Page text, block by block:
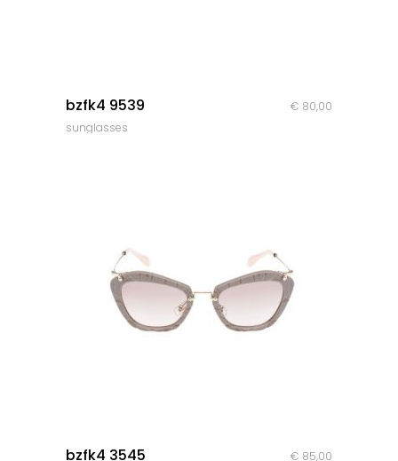
bzfk4 9539 € 80,00
sunglasses
bzfk4 3545 € 85,00